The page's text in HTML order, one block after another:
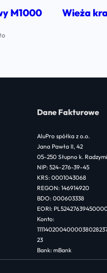
M1000
zł
Wieża
Dane Fakturowe
AluPro spółka z o.o.
Jana Pawła II, 42
05-250 Słupno k.
NIP: 524-276-39-45
KRS: 0001043068
REGON: 146914920
BDO: 000603338
EORI:
Konto:
23
Bank: mBank